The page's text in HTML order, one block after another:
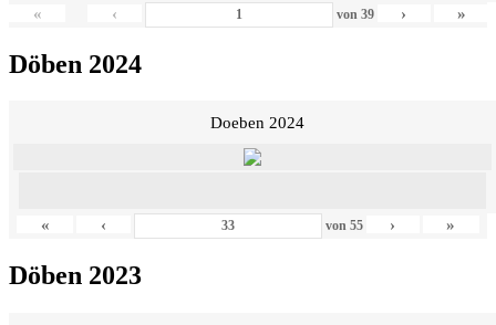
« ‹ von 39 › »
Döben 2024
Doeben 2024
« ‹ von 55 › »
Döben 2023